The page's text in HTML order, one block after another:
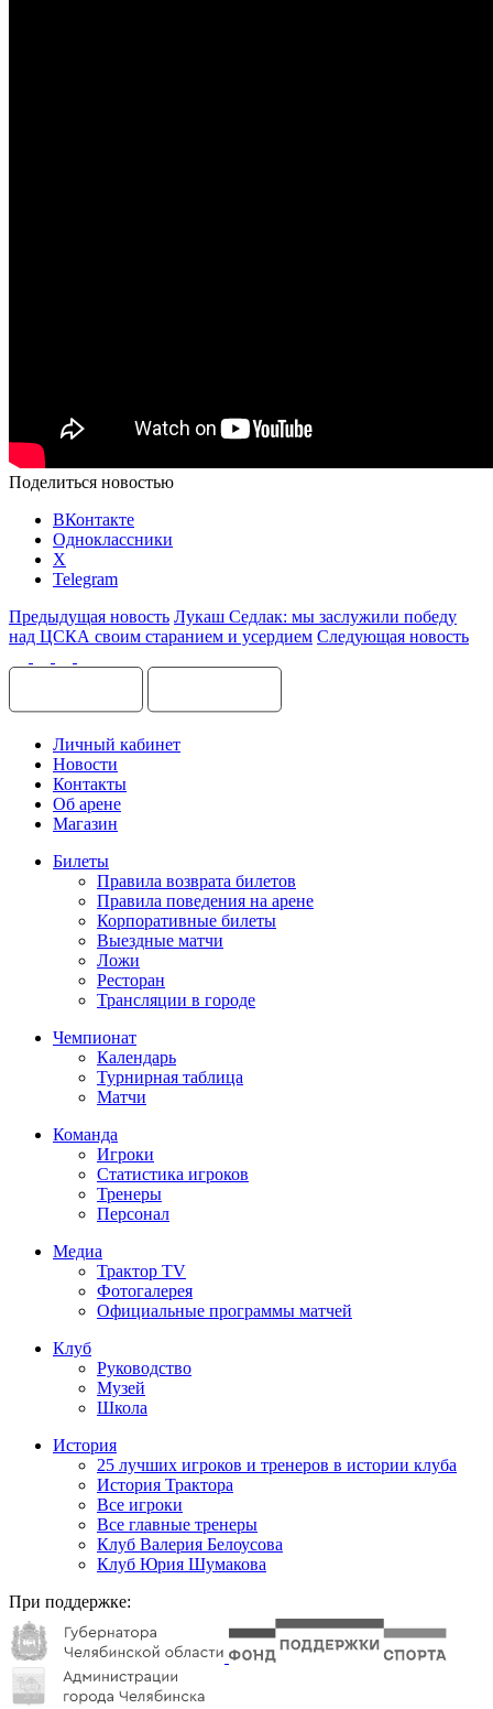
Поделиться новостью
ВКонтакте
Одноклассники
X
Telegram
Предыдущая новость Лукаш Седлак: мы заслужили победу
над ЦСКА своим старанием и усердием Следующая новость
Личный кабинет
Новости
Контакты
Об арене
Магазин
Билеты
Правила возврата билетов
Правила поведения на арене
Корпоративные билеты
Выездные матчи
Ложи
Ресторан
Трансляции в городе
Чемпионат
Календарь
Турнирная таблица
Матчи
Команда
Игроки
Статистика игроков
Тренеры
Персонал
Медиа
Трактор TV
Фотогалерея
Официальные программы матчей
Клуб
Руководство
Музей
Школа
История
25 лучших игроков и тренеров в истории клуба
История Трактора
Все игроки
Все главные тренеры
Клуб Валерия Белоусова
Клуб Юрия Шумакова
При поддержке: